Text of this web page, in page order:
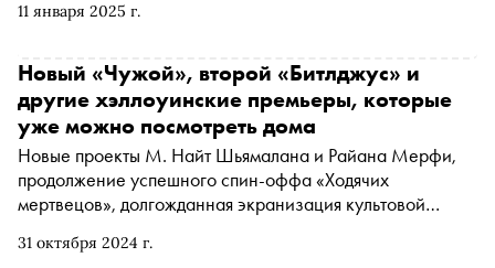
11 января 2025 г.
Малибу, где огонь уничтожил дома многих
Хилтон. Пожарные службы, усиленные подкреплениями
из других штатов и Канады, продолжают борьбу с огнем,
несмотря на сложные погодные условия и сильные
ветры. На фоне этих событий «Сноб» вспоминает другие
крупные пожары, изменившие города и судьбы — от
Сан-Франциско до Москвы, от Токио — до Петербурга
31 октября 2024 г.
Новый «Чужой», второй «Битлджус» и
другие хэллоуинские премьеры, которые
уже можно посмотреть дома
Новые проекты М. Найт Шьямалана и Райана Мерфи,
продолжение успешного спин-оффа «Ходячих
мертвецов», долгожданная экранизация культовой
Кристала и Декстер в юбке в исполнении Эллы